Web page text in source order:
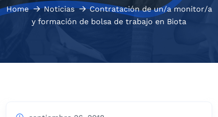
Home Noticias
Contratación de un/a monitor/a
y formación de bolsa de trabajo en Biota